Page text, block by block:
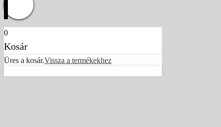
0
Kosár
Üres a kosár.Vissza a termékekhez